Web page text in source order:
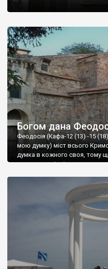
Богом дана
Феодосія (Кафа-12 (13) -15
мою думку) міст всього
думка в кожного своя, тому
запрошую відвідати це